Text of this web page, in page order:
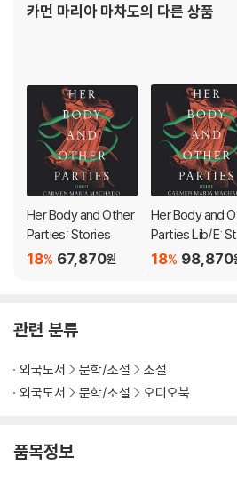
nted houseguest. And in the bravura
s, Machado reimagines every
Victims Unit, a show we naively
erating a phantasmagoric police
ers, ghosts, and girls with bells for
카먼 마리아 마차도의 다른 상품
Her Body and Other
Parties: Stories
67,870원
18%
Her Body and
Parties Lib/E:
s
98,870
18%
관련 분류
외국도서 문학/소설
소설
외국도서
문학/소설 오디오북
품목정보